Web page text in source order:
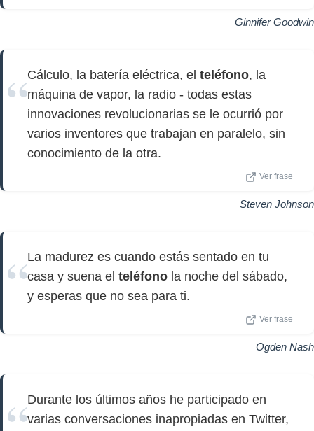
Ginnifer Goodwin
Cálculo, la batería eléctrica, el teléfono, la
máquina de vapor, la radio - todas estas
innovaciones revolucionarias se le ocurrió por
varios inventores que trabajan en paralelo, sin
conocimiento de la otra.
Ver frase
Steven Johnson
La madurez es cuando estás sentado en tu
casa y suena el teléfono la noche del sábado,
y esperas que no sea para ti.
Ver frase
Ogden Nash
Durante los últimos años he participado en
varias conversaciones inapropiadas en Twitter,